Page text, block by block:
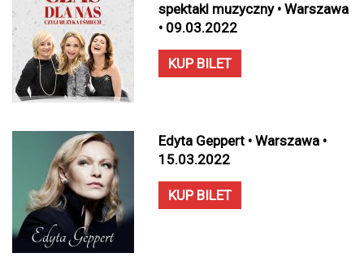
spektakl muzyczny • Warszawa
• 09.03.2022
KUP BILET
Edyta Geppert • Warszawa •
15.03.2022
KUP BILET